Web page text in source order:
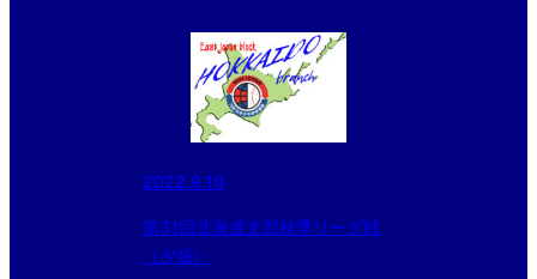
2022.9.10
第31回北海道支部秋季リーグ戦
（夕張）